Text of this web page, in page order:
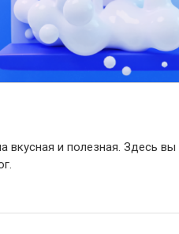
вкусная и полезная. Здесь вы